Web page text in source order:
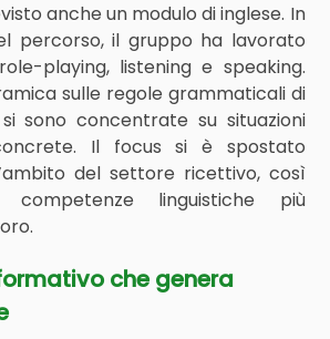
anche un modulo di inglese. In
percorso, il gruppo ha lavorato
playing, listening e speaking.
sulle regole grammaticali di
sono concentrate su situazioni
Il focus si è spostato
del settore ricettivo, così
competenze linguistiche più
che genera